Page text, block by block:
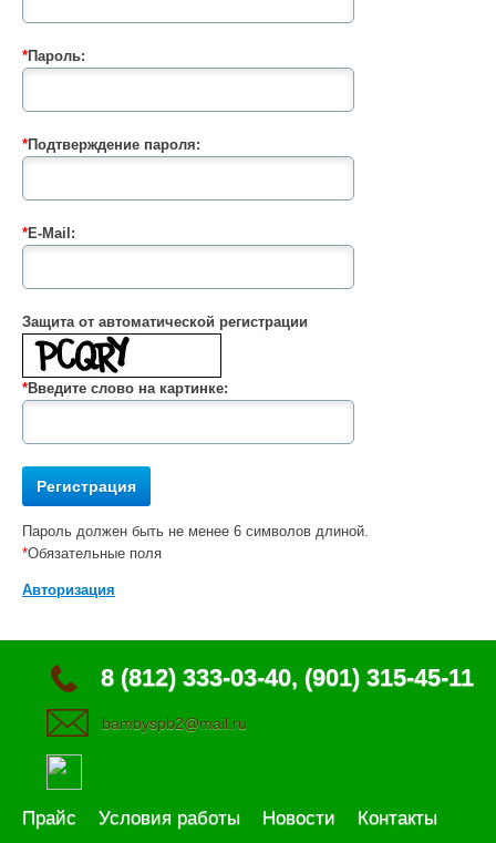
*Пароль:
*Подтверждение пароля:
*E-Mail:
Защита от автоматической регистрации
*Введите слово на картинке:
Пароль должен быть не менее 6 символов длиной.
*Обязательные поля
Авторизация
8 (812) 333-03-40, (901) 315-45-11
bambyspb2@mail.ru
Прайс Условия работы Новости Контакты